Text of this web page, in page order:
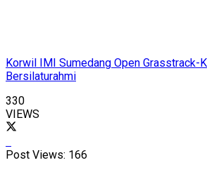
Korwil IMI Sumedang Open Grasstrack-
Bersilaturahmi
330
VIEWS
Post Views: 166